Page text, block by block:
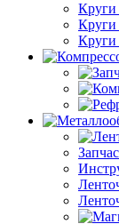
Круги
Круги
Круги